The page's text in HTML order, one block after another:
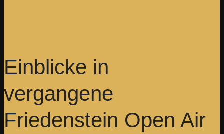
Einblicke in
vergangene
Friedenstein Open Air